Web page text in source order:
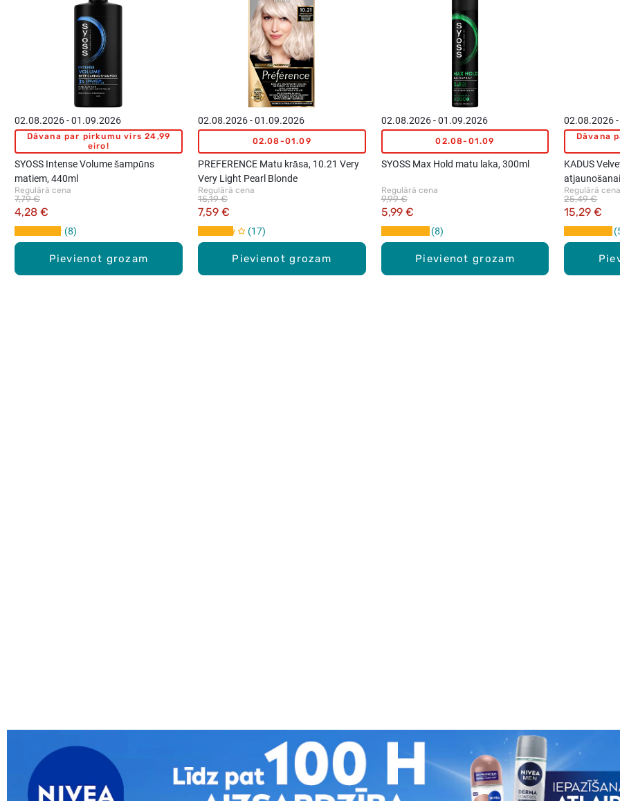
Pievienot grozam
02.08.2026 - 01.09.2026
Dāvana par pirkumu virs 24,99
eiro!
SYOSS Intense Volume šampūns
matiem, 440ml
Regulārā cena
4,28 €
7,79 €
8
Pievienot grozam
02.08.2026 - 01.09.2026
02.08-01.09
PREFERENCE Matu krāsa, 10.21 Very
Very Light Pearl Blonde
Regulārā cena
7,59 €
15,19 €
17
Pievienot grozam
02.08.2026 - 01.09.2026
02.08-01.09
SYOSS Max Hold matu laka, 300ml
Regulārā cena
5,99 €
9,99 €
8
02.08.2026
Dāvana
KADUS
Regulārā
15,29 €
25,49 €